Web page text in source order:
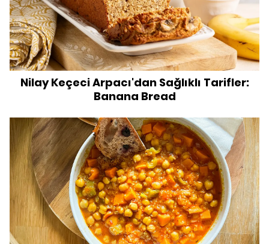
Nilay Keçeci Arpacı'dan Sağlıklı Tarifler:
Banana Bread